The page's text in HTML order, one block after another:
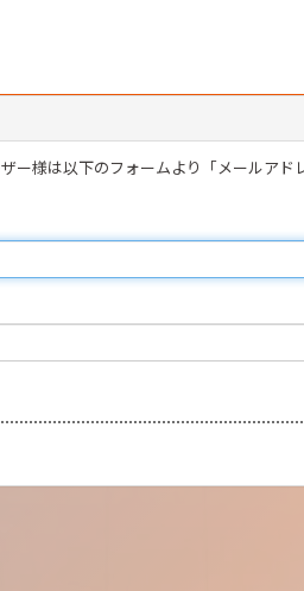
ー様は以下のフォームより「メールアド